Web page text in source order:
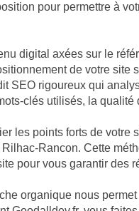
pour permettre à
digital axées sur le
de votre site
SEO rigoureux qui
clés utilisés, la
les points forts de
Rancon. Cette
pour vous garantir des
organique nous